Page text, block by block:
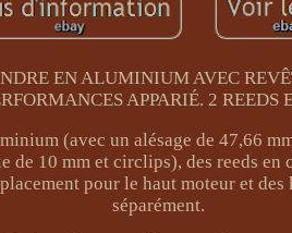
EN ALUMINIUM AVEC
APPARIÉ. 2 REEDS
(avec un alésage de 47,66
de 10 mm et circlips), des reeds
pour le haut moteur et
séparément.